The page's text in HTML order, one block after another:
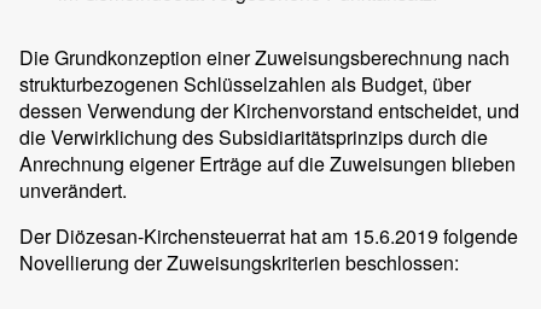
Die Grundkonzeption einer Zuweisungsberechnung nach
strukturbezogenen Schlüsselzahlen als Budget, über
dessen Verwendung der Kirchenvorstand entscheidet, und
die Verwirklichung des Subsidiaritätsprinzips durch die
Anrechnung eigener Erträge auf die Zuweisungen blieben
unverändert.
Der Diözesan-Kirchensteuerrat hat am 15.6.2019 folgende
Novellierung der Zuweisungskriterien beschlossen: